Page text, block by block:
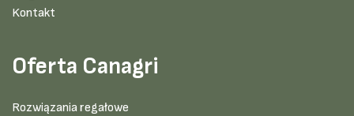
Kontakt
Oferta Canagri
Rozwiązania regałowe